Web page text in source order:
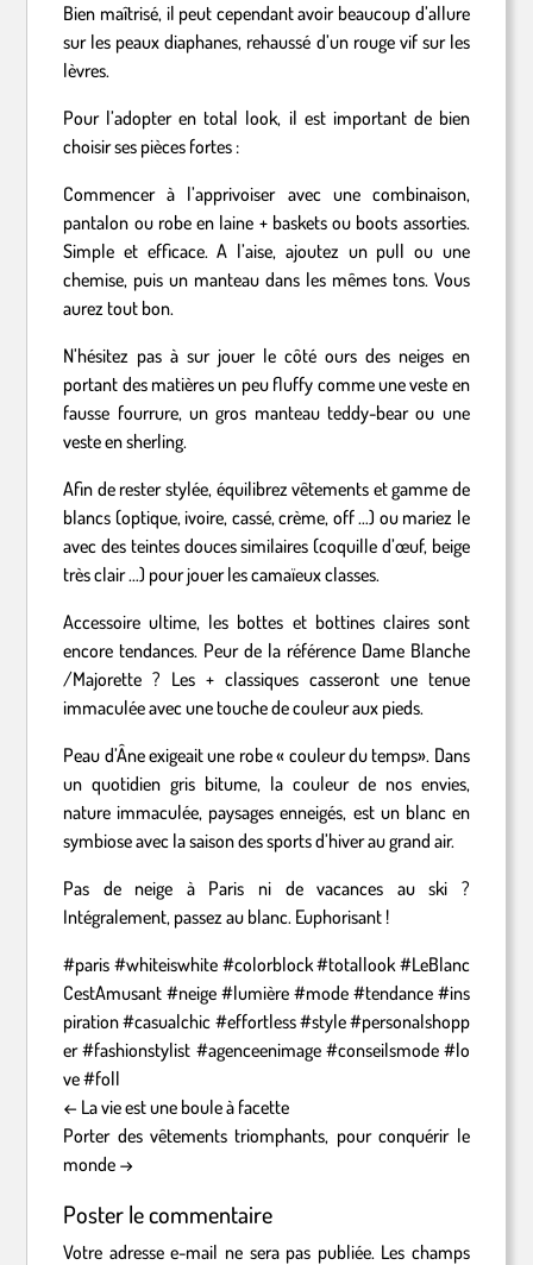
Bien maîtrisé, il peut cependant avoir beaucoup d’allure
sur les peaux diaphanes, rehaussé d’un rouge vif sur les
lèvres.
Pour l’adopter en total look, il est important de bien
choisir ses pièces fortes :
Commencer à l’apprivoiser avec une combinaison,
pantalon ou robe en laine + baskets ou boots assorties.
Simple et efficace. A l’aise, ajoutez un pull ou une
chemise, puis un manteau dans les mêmes tons. Vous
aurez tout bon.
N’hésitez pas à sur jouer le côté ours des neiges en
portant des matières un peu fluffy comme une veste en
fausse fourrure, un gros manteau teddy-bear ou une
veste en sherling.
Afin de rester stylée, équilibrez vêtements et gamme de
blancs (optique, ivoire, cassé, crème, off …) ou mariez le
avec des teintes douces similaires (coquille d’œuf, beige
très clair …) pour jouer les camaïeux classes.
Accessoire ultime, les bottes et bottines claires sont
encore tendances. Peur de la référence Dame Blanche
/Majorette ? Les + classiques casseront une tenue
immaculée avec une touche de couleur aux pieds.
Peau d’Âne exigeait une robe « couleur du temps». Dans
un quotidien gris bitume, la couleur de nos envies,
nature immaculée, paysages enneigés, est un blanc en
symbiose avec la saison des sports d’hiver au grand air.
Pas de neige à Paris ni de vacances au ski ?
Intégralement, passez au blanc. Euphorisant !
#paris #whiteiswhite #colorblock#totallook#LeBlanc
CestAmusant #neige #lumière #mode #tendance #ins
piration#casualchic #effortless#style#personalshopp
er #fashionstylist #agenceenimage #conseilsmode #lo
ve#foll
← La vie est une boule à facette
Porter des vêtements triomphants, pour conquérir le
monde →
Poster le commentaire
Votre adresse e-mail ne sera pas publiée. Les champs